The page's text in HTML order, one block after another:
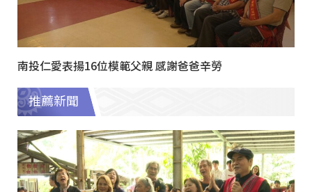
南投仁愛表揚16位模範父親 感謝爸爸辛勞
推薦新聞